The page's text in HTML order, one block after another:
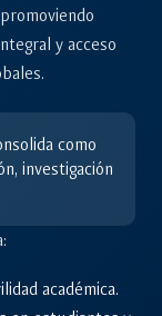
y acceso
como
investigación
académica.